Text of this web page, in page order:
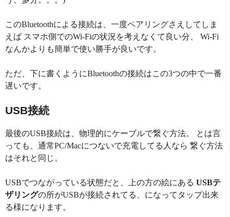
このBluetoothによる接続は、一度ペアリングさえしてしま
えば スマホ側でのWi-Fiの状況を考えなくて良い分、 Wi-Fi
なんかよりも簡単で使い勝手が良いです。
ただ、下に書くようにBluetoothの接続はこの3つの中で一番
遅いです。
USB接続
最後のUSB接続は、物理的にケーブルで繋ぐ方法。 とは言
っても、通常PC/Macにつないで充電してる人なら 繋ぐ方法
はそれと同じ。
USBでつながっている状態だと、上の方の絵にある USBテ
ザリングの所がUSBが接続されてる、になってタップ出来
る様になります。